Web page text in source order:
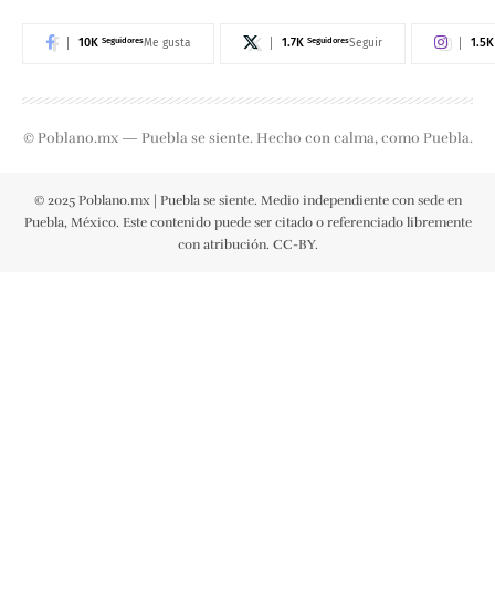
10K SeguidoresMe gusta 1.7K SeguidoresSeguir 1.5K
© Poblano.mx — Puebla se siente. Hecho con calma, como Puebla.
© 2025 Poblano.mx | Puebla se siente. Medio independiente con sede en
Puebla, México. Este contenido puede ser citado o referenciado libremente
con atribución. CC-BY.